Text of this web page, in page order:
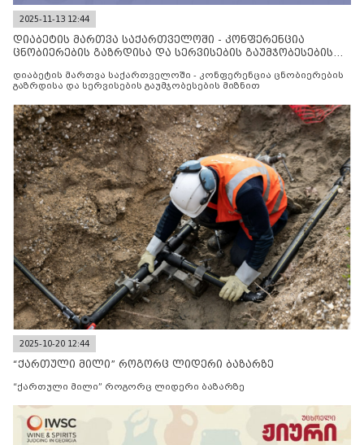
2025-11-13 12:44
დიაბეტის მართვა საქართველოში - კონფერენცია
ცნობიერების გაზრდისა და სერვისების გაუმჯობესების
დიაბეტის მართვა საქართველოში - კონფერენცია ცნობიერების
გაზრდისა და სერვისების გაუმჯობესების მიზნით
2025-10-20 12:44
“ქართული მილი” როგორც ლიდერი ბაზარზე
“ქართული მილი” როგორც ლიდერი ბაზარზე